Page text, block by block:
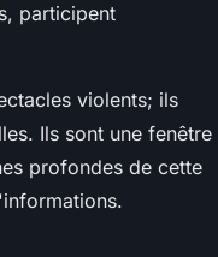
participent
violents; ils
Ils sont une fenêtre
profondes de cette